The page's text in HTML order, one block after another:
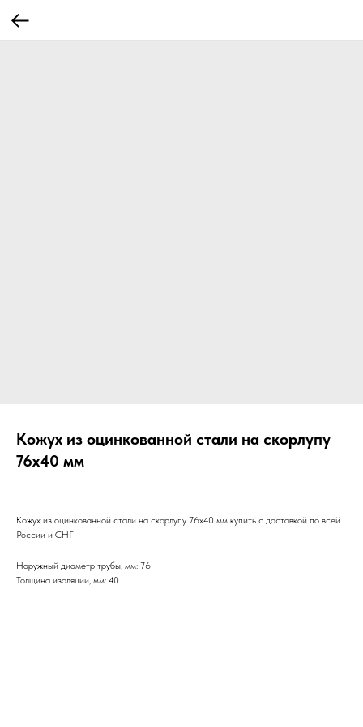
Кожух из оцинкованной стали на скорлупу
76х40 мм
Кожух из оцинкованной стали на скорлупу 76х40 мм купить с доставкой по всей
России и СНГ
Наружный диаметр трубы, мм: 76
Толщина изоляции, мм: 40